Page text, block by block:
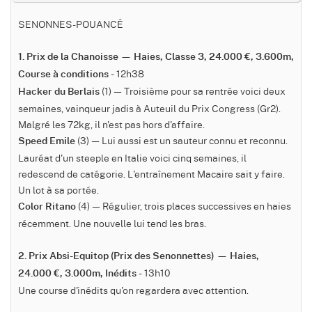
SENONNES-POUANCÉ
1. Prix de la Chanoisse — Haies, Classe 3, 24.000 €, 3.600m,
Course à conditions - 12h38
Hacker du Berlais (1) — Troisième pour sa rentrée voici deux
semaines, vainqueur jadis à Auteuil du Prix Congress (Gr2).
Malgré les 72kg, il n'est pas hors d'affaire.
Speed Emile (3) — Lui aussi est un sauteur connu et reconnu.
Lauréat d'un steeple en Italie voici cinq semaines, il
redescend de catégorie. L'entraînement Macaire sait y faire.
Un lot à sa portée.
Color Ritano (4) — Régulier, trois places successives en haies
récemment. Une nouvelle lui tend les bras.
2. Prix Absi-Equitop (Prix des Senonnettes) — Haies,
24.000 €, 3.000m, Inédits - 13h10
Une course d'inédits qu'on regardera avec attention.